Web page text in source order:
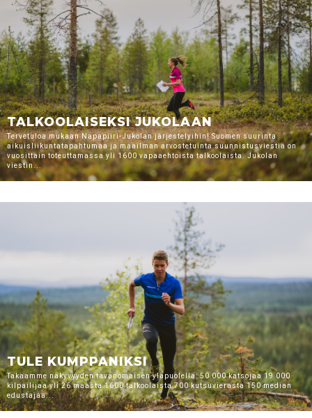
TALKOOLAISEKSI JUKOLAAN
Tervetuloa mukaan Napapiiri-Jukolan järjestelyihin! Suomen suurinta
aikuisliikuntatapahtumaa ja maailman arvostetuinta suunnistusviestiä on
vuosittain toteuttamassa yli 1600 vapaaehtoista talkoolaista. Jukolan
viestin...
TULE KUMPPANIKSI
Takaamme näkyvyyden tavanomaisen yläpuolella: 50 000 katsojaa 19 000
kilpailijaa yli 26 maasta 1600 talkoolaista 700 kutsuvierasta 150 median
edustajaa...